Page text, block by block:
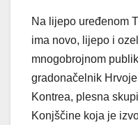
Na lijepo uređenom
ima novo, lijepo i
mnogobrojnom
gradonačelnik
Kontrea, plesna
Konjščine koja je